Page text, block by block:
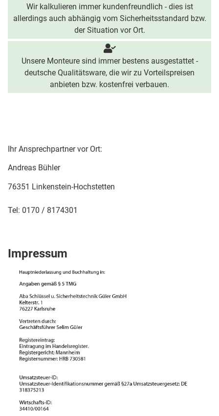
Wir kalkulieren immer kundenfreundlich - dies ist
allerdings auch abhängig vom Sicherheitsstandard bzw.
der Situation vor Ort.
Unsere Monteure sind immer bestens ausgestattet -
deutsche Qualitätsware, die wir zu Vorteilspreisen
anbieten bzw. kostenfrei verbauen.
Ihr Ansprechpartner vor Ort:
Andreas Bühler
76351 Linkenstein-Hochstetten
Tel: 0170 / 8174301
Impressum